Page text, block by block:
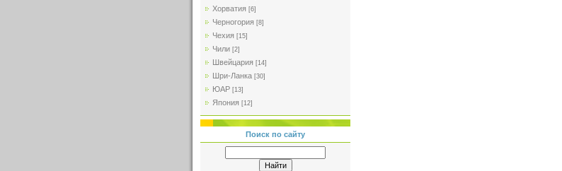
Хорватия [6]
Черногория [8]
Чехия [15]
Чили [2]
Швейцария [14]
Шри-Ланка [30]
ЮАР [13]
Япония [12]
Поиск по сайту